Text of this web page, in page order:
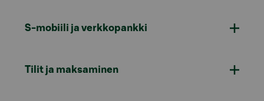
S-mobiili ja verkkopankki
Tilit ja maksaminen